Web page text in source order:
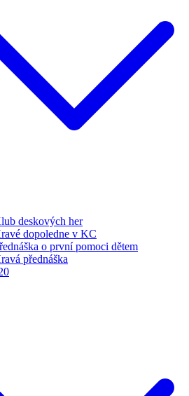
deskových her
dopoledne v KC
o první pomoci dětem
přednáška